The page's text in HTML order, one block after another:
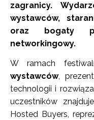
zagranicy.
wystawców,
oraz bogaty
networkingowy.
W ramach
wystawców,
technologii i
uczestników
Hosted Buyers,